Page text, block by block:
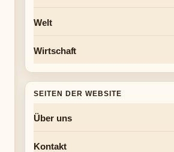
Welt
Wirtschaft
SEITEN DER WEBSITE
Über uns
Kontakt